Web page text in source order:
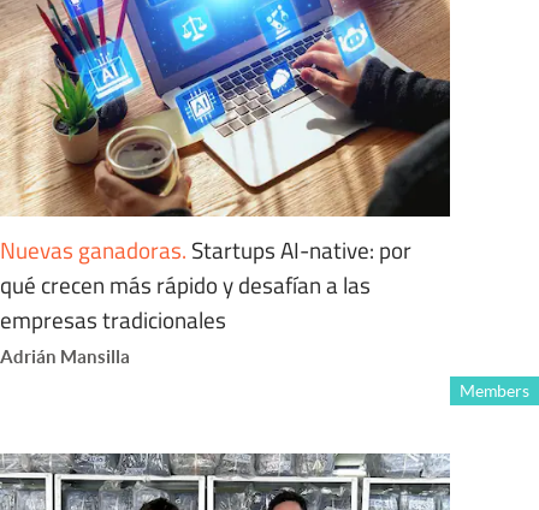
Nuevas ganadoras. Startups AI-native: por
qué crecen más rápido y desafían a las
empresas tradicionales
Adrián Mansilla
Members